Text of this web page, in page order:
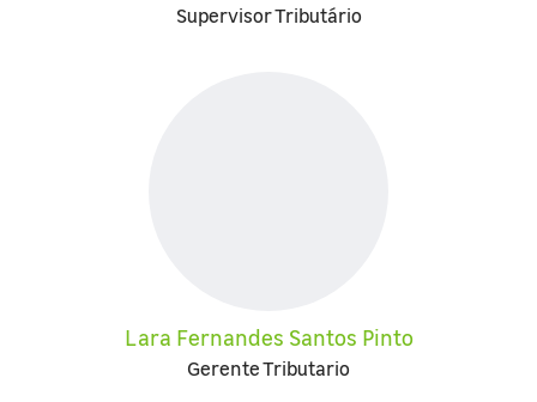
Supervisor Tributário
Lara Fernandes Santos Pinto
Gerente Tributario